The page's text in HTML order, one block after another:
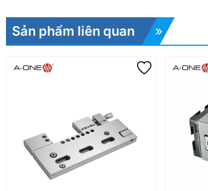
Sản phẩm liên quan